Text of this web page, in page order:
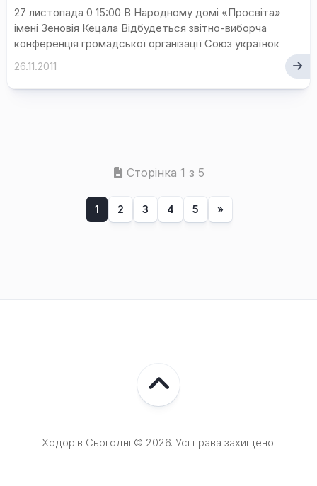
27 листопада 0 15:00 В Народному домі «Просвіта»
імені Зеновія Кецала Відбудеться звітно-виборча
конференція громадської організації Союз українок
26.11.2011
Сторінка 1 з 5
1 2 3 4 5 »
Ходорів Сьогодні © 2026. Усі права захищено.